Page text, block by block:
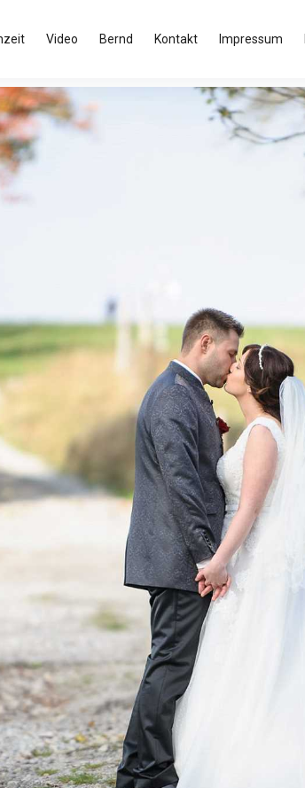
Video Bernd Kontakt Impressum